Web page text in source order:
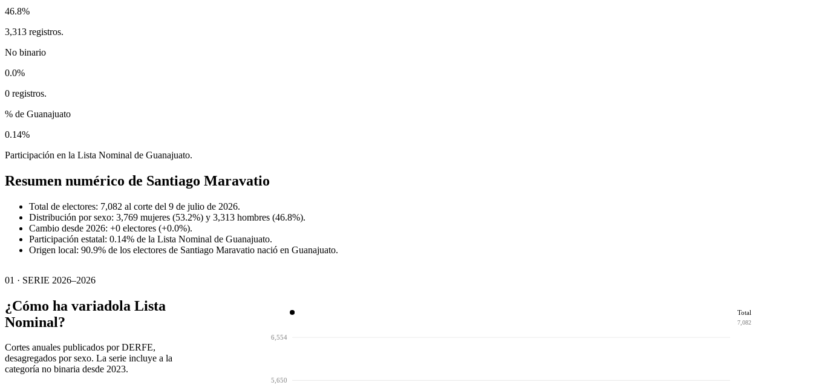
46.8%
3,313 registros.
No binario
0.0%
0 registros.
% de Guanajuato
0.14%
Participación en la Lista Nominal de Guanajuato.
Resumen numérico de Santiago Maravatio
Total de electores: 7,082 al corte del 9 de julio de 2026.
Distribución por sexo: 3,769 mujeres (53.2%) y 3,313 hombres (46.8%).
Cambio desde 2026: +0 electores (+0.0%).
Participación estatal: 0.14% de la Lista Nominal de Guanajuato.
Origen local: 90.9% de los electores de Santiago Maravatio nació en Guanajuato.
01 · SERIE 2026–2026
¿Cómo ha variadola Lista
Nominal?
Cortes anuales publicados por DERFE,
desagregados por sexo. La serie incluye a la
categoría no binaria desde 2023.
5,650
6,554
Total
7,082